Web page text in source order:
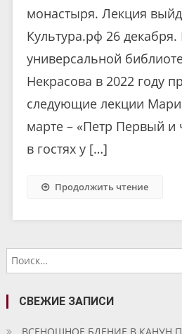
монастыря. Лекция
Культура.рф 26
универсальной
Некрасова в 2022 году
следующие лекции
марте – «Петр Первый и
в гостях у […]
Продолжить чтение
СВЕЖИЕ ЗАПИСИ